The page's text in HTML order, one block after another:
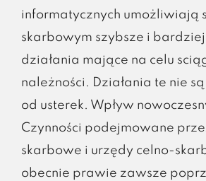
informatycznych umożliwiają
skarbowym szybsze i
działania mające na celu
należności. Działania te nie
od usterek. Wpływ
Czynności podejmowane
skarbowe i urzędy celno-
obecnie prawie zawsze